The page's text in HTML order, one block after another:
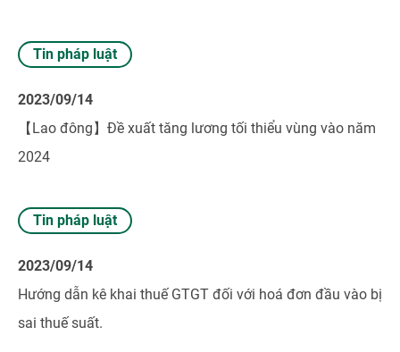
Tin pháp luật
2023/09/14
【Lao đông】Đề xuất tăng lương tối thiểu vùng vào năm
2024
Tin pháp luật
2023/09/14
Hướng dẫn kê khai thuế GTGT đối với hoá đơn đầu vào bị
sai thuế suất.